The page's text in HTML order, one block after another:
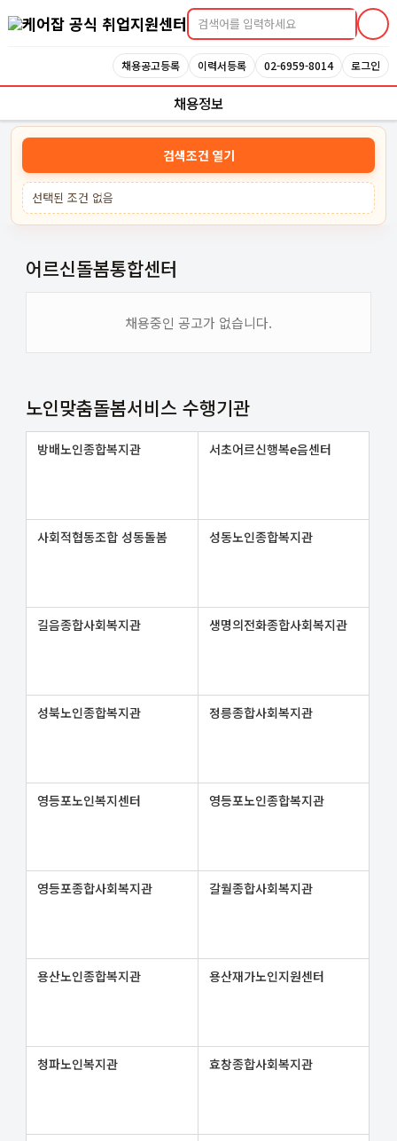
케어잡 공식 취업지원센터
채용공고등록 이력서등록 02-6959-8014 로그인
채용정보
검색조건 열기
선택된 조건 없음
어르신돌봄통합센터
채용중인 공고가 없습니다.
노인맞춤돌봄서비스 수행기관
방배노인종합복지관 서초어르신행복e음센터
사회적협동조합 성동돌봄 성동노인종합복지관
길음종합사회복지관 생명의전화종합사회복지관
성북노인종합복지관 정릉종합사회복지관
영등포노인복지센터 영등포노인종합복지관
영등포종합사회복지관 갈월종합사회복지관
용산노인종합복지관 용산재가노인지원센터
청파노인복지관 효창종합사회복지관